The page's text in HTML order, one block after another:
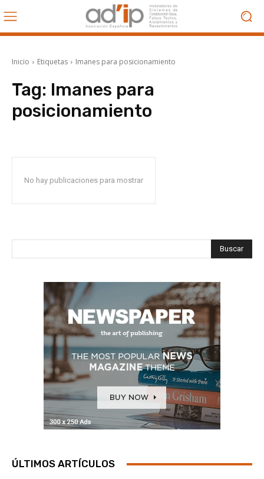
Inicio Etiquetas Imanes para posicionamiento
Tag: Imanes para
posicionamiento
No hay publicaciones para mostrar
Buscar
ÚLTIMOS ARTÍCULOS